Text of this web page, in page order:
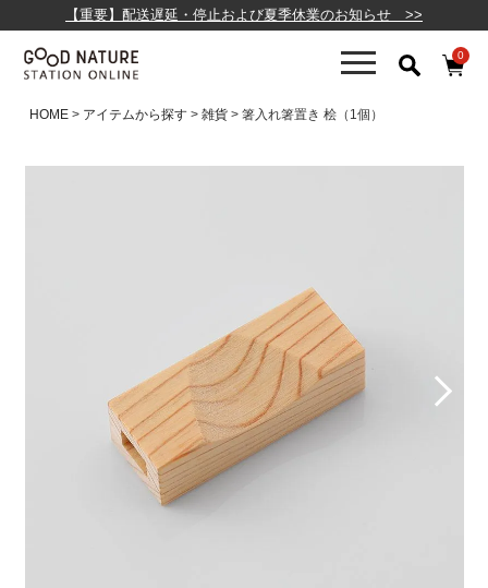
【重要】配送遅延・停止および夏季休業のお知らせ >>
0
HOME アイテムから探す 雑貨 箸入れ箸置き 桧（1個）